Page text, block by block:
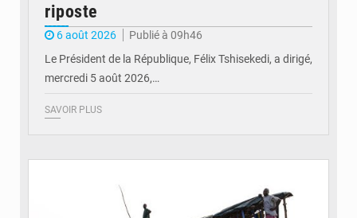
riposte
6 août 2026
Publié à 09h46
Le Président de la République, Félix Tshisekedi, a dirigé,
mercredi 5 août 2026,…
SAVOIR PLUS